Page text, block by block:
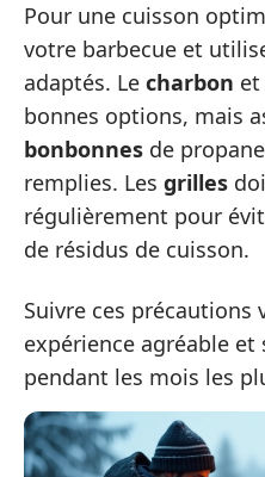
Pour une cuisson
votre barbecue et
adaptés. Le charbon
bonnes options, mais
bonbonnes de
remplies. Les grilles
régulièrement pour
de résidus de cuisson.
Suivre ces précautions
expérience agréable et
pendant les mois les